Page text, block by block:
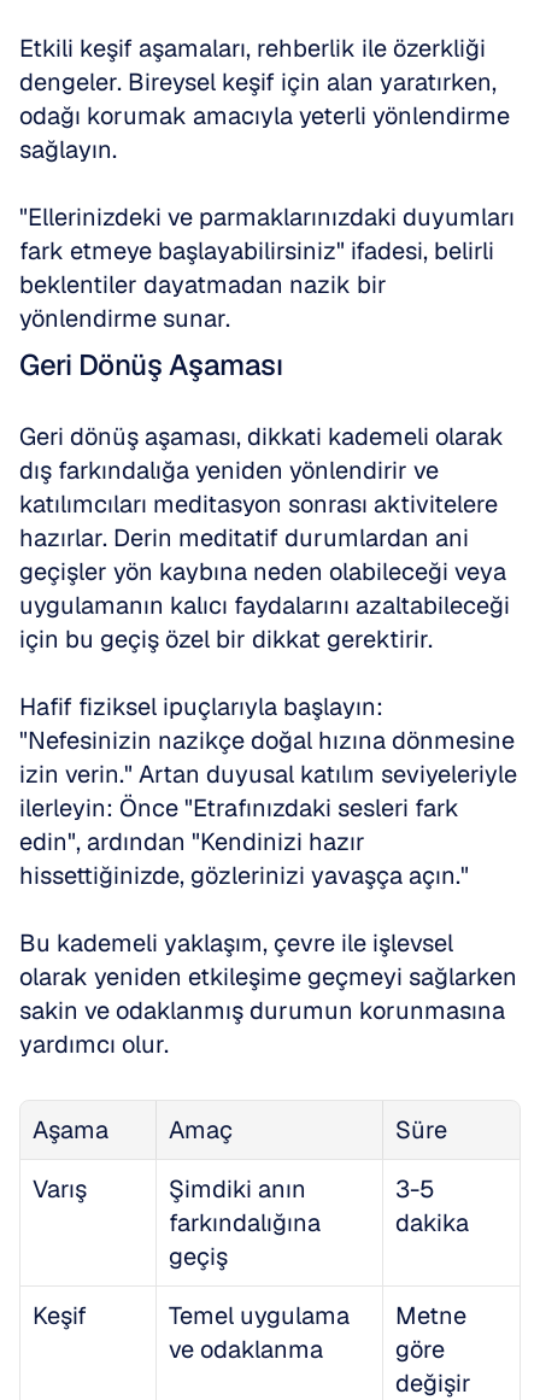
Etkili keşif aşamaları, rehberlik ile özerkliği
dengeler. Bireysel keşif için alan yaratırken,
odağı korumak amacıyla yeterli yönlendirme
sağlayın.
"Ellerinizdeki ve parmaklarınızdaki duyumları
fark etmeye başlayabilirsiniz" ifadesi, belirli
beklentiler dayatmadan nazik bir
yönlendirme sunar.
Geri Dönüş Aşaması
Geri dönüş aşaması, dikkati kademeli olarak
dış farkındalığa yeniden yönlendirir ve
katılımcıları meditasyon sonrası aktivitelere
hazırlar. Derin meditatif durumlardan ani
geçişler yön kaybına neden olabileceği veya
uygulamanın kalıcı faydalarını azaltabileceği
için bu geçiş özel bir dikkat gerektirir.
Hafif fiziksel ipuçlarıyla başlayın:
"Nefesinizin nazikçe doğal hızına dönmesine
izin verin." Artan duyusal katılım seviyeleriyle
ilerleyin: Önce "Etrafınızdaki sesleri fark
edin", ardından "Kendinizi hazır
hissettiğinizde, gözlerinizi yavaşça açın."
Bu kademeli yaklaşım, çevre ile işlevsel
olarak yeniden etkileşime geçmeyi sağlarken
sakin ve odaklanmış durumun korunmasına
yardımcı olur.
Aşama Amaç
Süre
Varış
Şimdiki anın
farkındalığına
geçiş
3-5
dakika
Keşif
Temel uygulama
ve odaklanma
Metne
göre
değişir